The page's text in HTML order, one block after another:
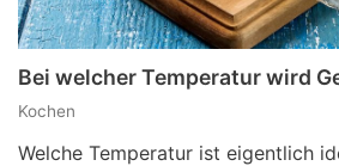
Bei welcher Temperatur wird
Kochen
Welche Temperatur ist eigentlich